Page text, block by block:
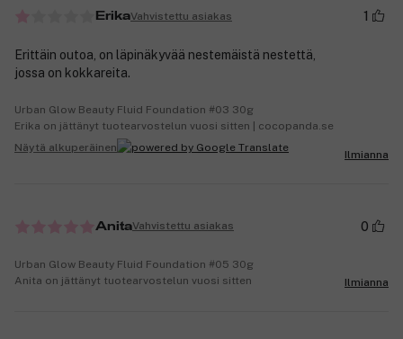
ErikaVahvistettu asiakas 1
Erittäin outoa, on läpinäkyvää nestemäistä nestettä,
jossa on kokkareita.
Urban Glow Beauty Fluid Foundation #03 30g
Erika on jättänyt tuotearvostelun vuosi sitten | cocopanda.se
Näytä alkuperäinen
Ilmianna
AnitaVahvistettu asiakas 0
Urban Glow Beauty Fluid Foundation #05 30g
Anita on jättänyt tuotearvostelun vuosi sitten
Ilmianna